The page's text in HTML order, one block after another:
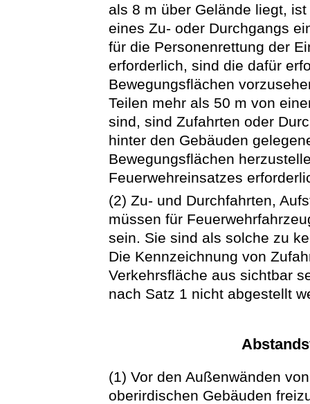
als 8 m über Gelände liegt,
eines Zu- oder Durchgangs
für die Personenrettung der
erforderlich, sind die dafür
Bewegungsflächen
Teilen mehr als 50 m von
sind, sind Zufahrten oder
hinter den Gebäuden
Bewegungsflächen
Feuerwehreinsatzes
(2) Zu- und Durchfahrten,
müssen für
sein. Sie sind als solche zu
Die Kennzeichnung von
Verkehrsfläche aus sichtbar
nach Satz 1 nicht abgestellt
(1) Vor den Außenwänden
oberirdischen Gebäuden